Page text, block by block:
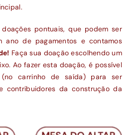
pontuais, que podem ser
ano de pagamentos e contamos
Faça sua doação escolhendo um
Ao fazer esta doação, é possível
carrinho de saída) para ser
contribuidores da construção da